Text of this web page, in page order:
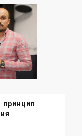
принцип